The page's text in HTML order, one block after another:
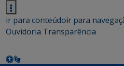
ir para conteúdoir para
Ouvidoria Transparência